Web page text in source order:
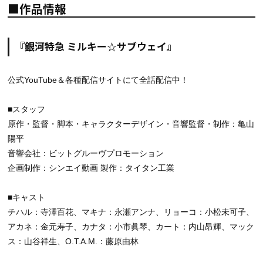
■作品情報
『銀河特急 ミルキー☆サブウェイ』
公式YouTube＆各種配信サイトにて全話配信中！
■スタッフ
原作・監督・脚本・キャラクターデザイン・音響監督・制作：亀山
陽平
音響会社：ビットグルーヴプロモーション
企画制作：シンエイ動画 製作：タイタン工業
■キャスト
チハル：寺澤百花、マキナ：永瀬アンナ、リョーコ：小松未可子、
アカネ：金元寿子、カナタ：小市眞琴、カート：内山昂輝、マック
ス：山谷祥生、O.T.A.M.：藤原由林